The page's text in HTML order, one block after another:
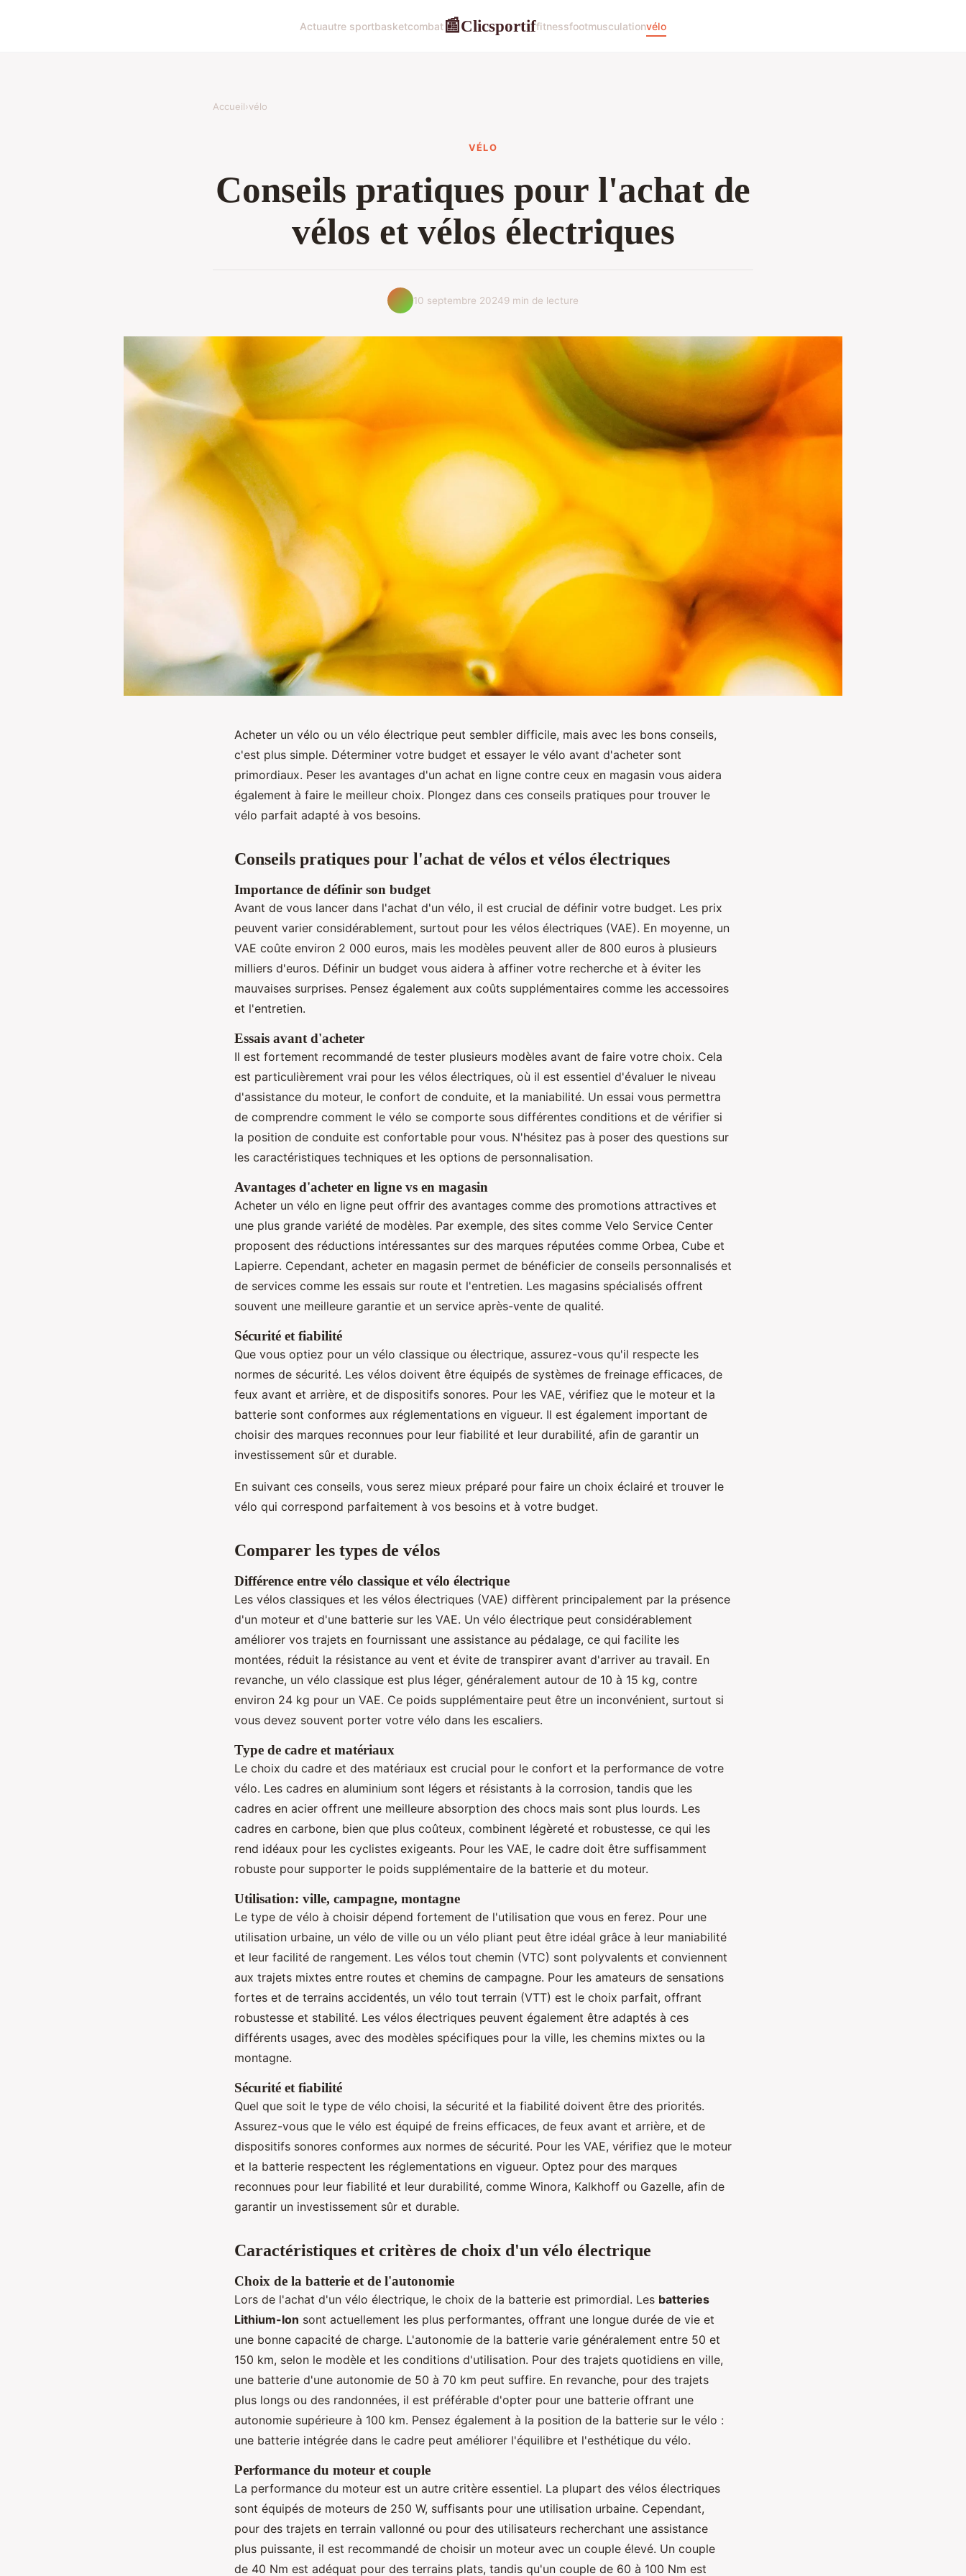
Actuautre sportbasketcombat📰Clicsportiffitnessfootmusculationvélo
Accueil›vélo
VÉLO
Conseils pratiques pour l'achat de
vélos et vélos électriques
10 septembre 20249 min de lecture
Acheter un vélo ou un vélo électrique peut sembler difficile, mais avec les bons conseils,
c'est plus simple. Déterminer votre budget et essayer le vélo avant d'acheter sont
primordiaux. Peser les avantages d'un achat en ligne contre ceux en magasin vous aidera
également à faire le meilleur choix. Plongez dans ces conseils pratiques pour trouver le
vélo parfait adapté à vos besoins.
Conseils pratiques pour l'achat de vélos et vélos électriques
Importance de définir son budget
Avant de vous lancer dans l'achat d'un vélo, il est crucial de définir votre budget. Les prix
peuvent varier considérablement, surtout pour les vélos électriques (VAE). En moyenne, un
VAE coûte environ 2 000 euros, mais les modèles peuvent aller de 800 euros à plusieurs
milliers d'euros. Définir un budget vous aidera à affiner votre recherche et à éviter les
mauvaises surprises. Pensez également aux coûts supplémentaires comme les accessoires
et l'entretien.
Essais avant d'acheter
Il est fortement recommandé de tester plusieurs modèles avant de faire votre choix. Cela
est particulièrement vrai pour les vélos électriques, où il est essentiel d'évaluer le niveau
d'assistance du moteur, le confort de conduite, et la maniabilité. Un essai vous permettra
de comprendre comment le vélo se comporte sous différentes conditions et de vérifier si
la position de conduite est confortable pour vous. N'hésitez pas à poser des questions sur
les caractéristiques techniques et les options de personnalisation.
Avantages d'acheter en ligne vs en magasin
Acheter un vélo en ligne peut offrir des avantages comme des promotions attractives et
une plus grande variété de modèles. Par exemple, des sites comme Velo Service Center
proposent des réductions intéressantes sur des marques réputées comme Orbea, Cube et
Lapierre. Cependant, acheter en magasin permet de bénéficier de conseils personnalisés et
de services comme les essais sur route et l'entretien. Les magasins spécialisés offrent
souvent une meilleure garantie et un service après-vente de qualité.
Sécurité et fiabilité
Que vous optiez pour un vélo classique ou électrique, assurez-vous qu'il respecte les
normes de sécurité. Les vélos doivent être équipés de systèmes de freinage efficaces, de
feux avant et arrière, et de dispositifs sonores. Pour les VAE, vérifiez que le moteur et la
batterie sont conformes aux réglementations en vigueur. Il est également important de
choisir des marques reconnues pour leur fiabilité et leur durabilité, afin de garantir un
investissement sûr et durable.
En suivant ces conseils, vous serez mieux préparé pour faire un choix éclairé et trouver le
vélo qui correspond parfaitement à vos besoins et à votre budget.
Comparer les types de vélos
Différence entre vélo classique et vélo électrique
Les vélos classiques et les vélos électriques (VAE) diffèrent principalement par la présence
d'un moteur et d'une batterie sur les VAE. Un vélo électrique peut considérablement
améliorer vos trajets en fournissant une assistance au pédalage, ce qui facilite les
montées, réduit la résistance au vent et évite de transpirer avant d'arriver au travail. En
revanche, un vélo classique est plus léger, généralement autour de 10 à 15 kg, contre
environ 24 kg pour un VAE. Ce poids supplémentaire peut être un inconvénient, surtout si
vous devez souvent porter votre vélo dans les escaliers.
Type de cadre et matériaux
Le choix du cadre et des matériaux est crucial pour le confort et la performance de votre
vélo. Les cadres en aluminium sont légers et résistants à la corrosion, tandis que les
cadres en acier offrent une meilleure absorption des chocs mais sont plus lourds. Les
cadres en carbone, bien que plus coûteux, combinent légèreté et robustesse, ce qui les
rend idéaux pour les cyclistes exigeants. Pour les VAE, le cadre doit être suffisamment
robuste pour supporter le poids supplémentaire de la batterie et du moteur.
Utilisation: ville, campagne, montagne
Le type de vélo à choisir dépend fortement de l'utilisation que vous en ferez. Pour une
utilisation urbaine, un vélo de ville ou un vélo pliant peut être idéal grâce à leur maniabilité
et leur facilité de rangement. Les vélos tout chemin (VTC) sont polyvalents et conviennent
aux trajets mixtes entre routes et chemins de campagne. Pour les amateurs de sensations
fortes et de terrains accidentés, un vélo tout terrain (VTT) est le choix parfait, offrant
robustesse et stabilité. Les vélos électriques peuvent également être adaptés à ces
différents usages, avec des modèles spécifiques pour la ville, les chemins mixtes ou la
montagne.
Sécurité et fiabilité
Quel que soit le type de vélo choisi, la sécurité et la fiabilité doivent être des priorités.
Assurez-vous que le vélo est équipé de freins efficaces, de feux avant et arrière, et de
dispositifs sonores conformes aux normes de sécurité. Pour les VAE, vérifiez que le moteur
et la batterie respectent les réglementations en vigueur. Optez pour des marques
reconnues pour leur fiabilité et leur durabilité, comme Winora, Kalkhoff ou Gazelle, afin de
garantir un investissement sûr et durable.
Caractéristiques et critères de choix d'un vélo électrique
Choix de la batterie et de l'autonomie
Lors de l'achat d'un vélo électrique, le choix de la batterie est primordial. Les batteries
Lithium-Ion sont actuellement les plus performantes, offrant une longue durée de vie et
une bonne capacité de charge. L'autonomie de la batterie varie généralement entre 50 et
150 km, selon le modèle et les conditions d'utilisation. Pour des trajets quotidiens en ville,
une batterie d'une autonomie de 50 à 70 km peut suffire. En revanche, pour des trajets
plus longs ou des randonnées, il est préférable d'opter pour une batterie offrant une
autonomie supérieure à 100 km. Pensez également à la position de la batterie sur le vélo :
une batterie intégrée dans le cadre peut améliorer l'équilibre et l'esthétique du vélo.
Performance du moteur et couple
La performance du moteur est un autre critère essentiel. La plupart des vélos électriques
sont équipés de moteurs de 250 W, suffisants pour une utilisation urbaine. Cependant,
pour des trajets en terrain vallonné ou pour des utilisateurs recherchant une assistance
plus puissante, il est recommandé de choisir un moteur avec un couple élevé. Un couple
de 40 Nm est adéquat pour des terrains plats, tandis qu'un couple de 60 à 100 Nm est